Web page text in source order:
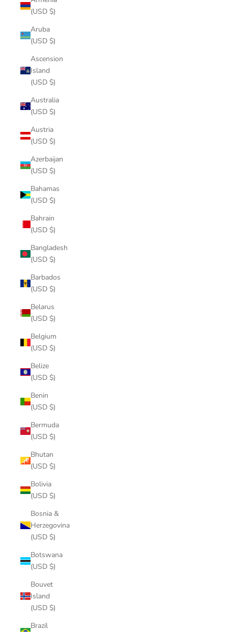
(USD $)
Aruba
(USD $)
Ascension
Island
(USD $)
Australia
(USD $)
Austria
(USD $)
Azerbaijan
(USD $)
Bahamas
(USD $)
Bahrain
(USD $)
Bangladesh
(USD $)
Barbados
(USD $)
Belarus
(USD $)
Belgium
(USD $)
Belize
(USD $)
Benin
(USD $)
Bermuda
(USD $)
Bhutan
(USD $)
Bolivia
(USD $)
Bosnia &
Herzegovina
(USD $)
Botswana
(USD $)
Bouvet
Island
(USD $)
Brazil